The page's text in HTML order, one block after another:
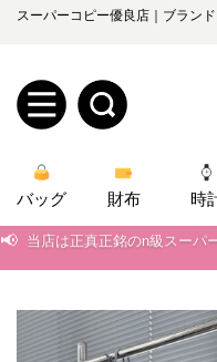
スーパーコピー優良店｜ブラン
規
ユ
ザ
ロ
グ
ン
バッグ 財布 時
当店は正真正銘のn級スー